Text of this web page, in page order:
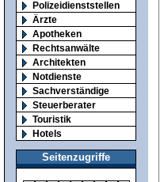
Polizeidienststellen
Ärzte
Apotheken
Rechtsanwälte
Architekten
Notdienste
Sachverständige
Steuerberater
Touristik
Hotels
Seitenzugriffe